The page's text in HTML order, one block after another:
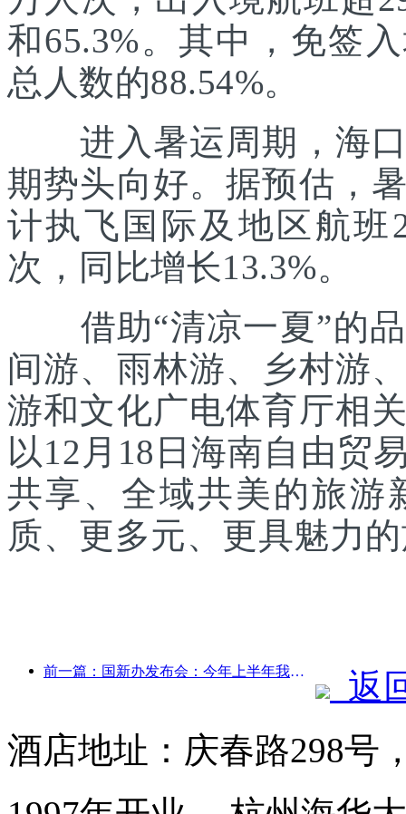
和65.3%。其中，免签
总人数的88.54%。
进入暑运周期，海口
期势头向好。据预估，
计执飞国际及地区航班
次，同比增长13.3%。
借助“清凉一夏”的品
间游、雨林游、乡村游
游和文化广电体育厅相
以12月18日海南自由贸
共享、全域共美的旅游
质、更多元、更具魅力
前一篇：国新办发布会：今年上半年我国跨境旅行收入增长42%
返
酒店地址：庆春路298号